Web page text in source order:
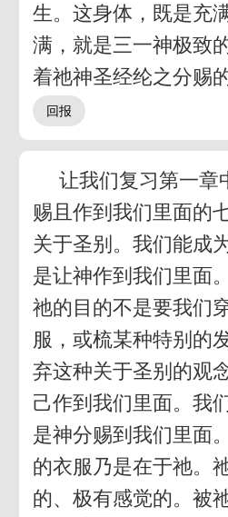
生。这身体，既是充
满，就是三一神极致
着祂神圣经纶之分赐
让我们复习第一章
赐且作到我们里面的
关于圣别。我们能成
是让神作到我们里面
祂的目的不是要我们
服，或梳某种特别的
弃这种关于圣别的观
己作到我们里面。我
是神分赐到我们里面
的衣服乃是在于祂。
的、极有感觉的。被